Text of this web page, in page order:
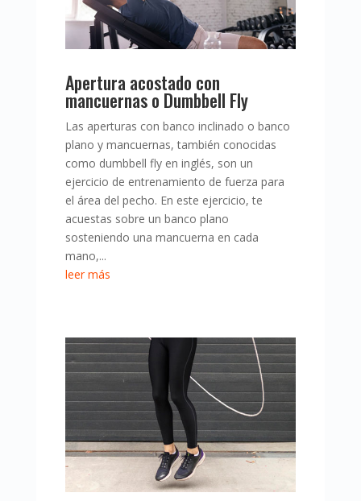
Apertura acostado con
mancuernas o Dumbbell Fly
Las aperturas con banco inclinado o banco
plano y mancuernas, también conocidas
como dumbbell fly en inglés, son un
ejercicio de entrenamiento de fuerza para
el área del pecho. En este ejercicio, te
acuestas sobre un banco plano
sosteniendo una mancuerna en cada
mano,...
leer más